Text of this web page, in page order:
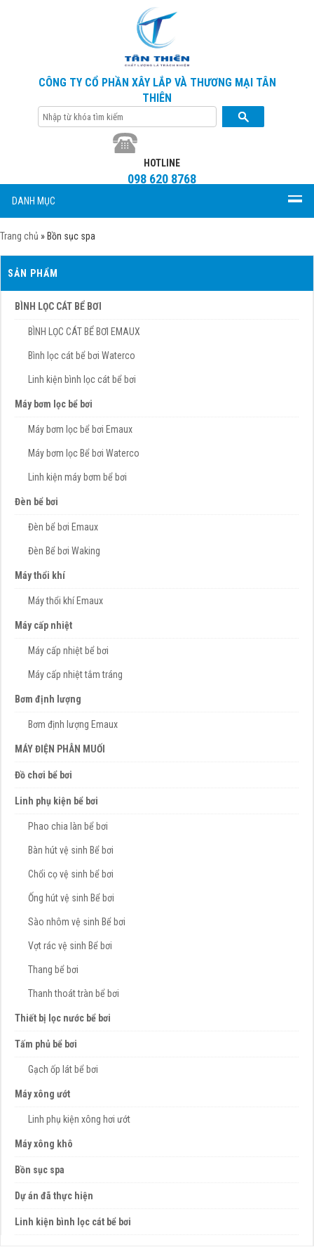
CÔNG TY CỔ PHẦN XÂY LẮP VÀ THƯƠNG MẠI TÂN
THIÊN
HOTLINE
098 620 8768
DANH MỤC
Trang chủ » Bồn sục spa
SẢN PHẨM
BÌNH LỌC CÁT BỂ BƠI
BÌNH LỌC CÁT BỂ BƠI EMAUX
Bình lọc cát bể bơi Waterco
Linh kiện bình lọc cát bể bơi
Máy bơm lọc bể bơi
Máy bơm lọc bể bơi Emaux
Máy bơm lọc Bể bơi Waterco
Linh kiện máy bơm bể bơi
Đèn bể bơi
Đèn bể bơi Emaux
Đèn Bể bơi Waking
Máy thổi khí
Máy thổi khí Emaux
Máy cấp nhiệt
Máy cấp nhiệt bể bơi
Máy cấp nhiệt tắm tráng
Bơm định lượng
Bơm định lượng Emaux
MÁY ĐIỆN PHÂN MUỐI
Đồ chơi bể bơi
Linh phụ kiện bể bơi
Phao chia làn bể bơi
Bàn hút vệ sinh Bể bơi
Chổi cọ vệ sinh bể bơi
Ống hút vệ sinh Bể bơi
Sào nhôm vệ sinh Bể bơi
Vợt rác vệ sinh Bể bơi
Thang bể bơi
Thanh thoát tràn bể bơi
Thiết bị lọc nước bể bơi
Tấm phủ bể bơi
Gạch ốp lát bể bơi
Máy xông ướt
Linh phụ kiện xông hơi ướt
Máy xông khô
Bồn sục spa
Dự án đã thực hiện
Linh kiện bình lọc cát bể bơi